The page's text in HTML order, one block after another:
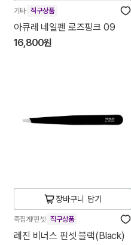
기타 직구상품
아큐레 네일펜 로즈핑크 09
16,800원
장바구니 담기
족집게/핀셋 직구상품
레진 비너스 핀셋 블랙(Black)